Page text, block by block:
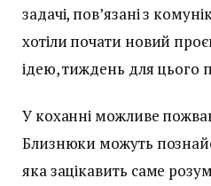
задачі, пов’язані з
хотіли почати новий
ідею, тиждень для цього
У коханні можливе
Близнюки можуть
яка зацікавить саме